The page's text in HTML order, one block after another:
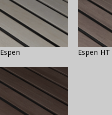
Espen Espen HT